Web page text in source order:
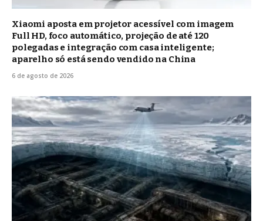
Xiaomi aposta em projetor acessível com imagem
Full HD, foco automático, projeção de até 120
polegadas e integração com casa inteligente;
aparelho só está sendo vendido na China
6 de agosto de 2026